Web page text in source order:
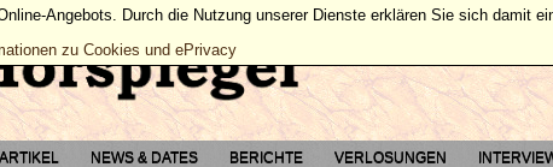
NEWS & DATES BERICHTE VERLOSUNGEN
Angebots. Durch die Nutzung unserer Dienste erklären Sie sich damit
zu Cookies und ePrivacy